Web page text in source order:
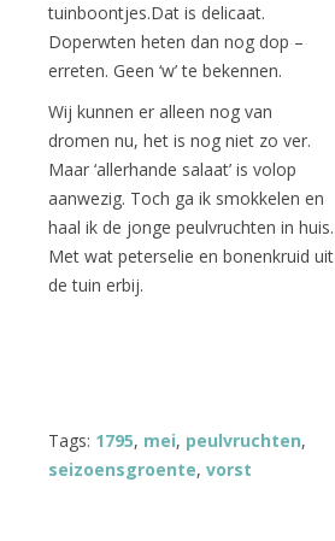
tuinboontjes.Dat is delicaat.
Doperwten heten dan nog dop –
erreten. Geen ‘w’ te bekennen.
Wij kunnen er alleen nog van
dromen nu, het is nog niet zo ver.
Maar ‘allerhande salaat’ is volop
aanwezig. Toch ga ik smokkelen en
haal ik de jonge peulvruchten in huis.
Met wat peterselie en bonenkruid uit
de tuin erbij.
Tags: 1795, mei, peulvruchten,
seizoensgroente, vorst